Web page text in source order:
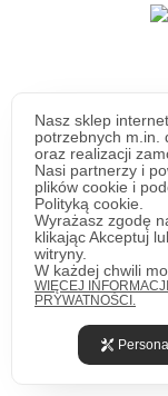
Nasz sklep
potrzebnych m.in.
oraz realizacji
Nasi partnerzy i
plików cookie i
Polityką cookie.
Wyrażasz zgodę
klikając Akceptuj
witryny.
W każdej chwili
WIĘCEJ
PRYWATNOŚCI.